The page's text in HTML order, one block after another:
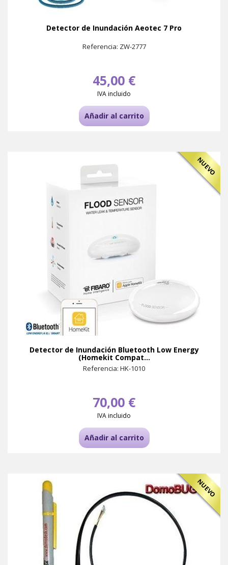
Detector de Inundación Aeotec 7 Pro
Referencia: ZW-2777
45,00 €
IVA incluido
Añadir al carrito
NUEVO
Detector de Inundación Bluetooth Low Energy
(Homekit Compat...
Referencia: HK-1010
70,00 €
IVA incluido
Añadir al carrito
NUEVO